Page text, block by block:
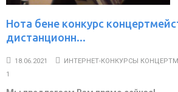
Нота бене конкурс
дистанционн...
18.06.2021 ИНТЕРНЕТ-КОНКУРСЫ
1